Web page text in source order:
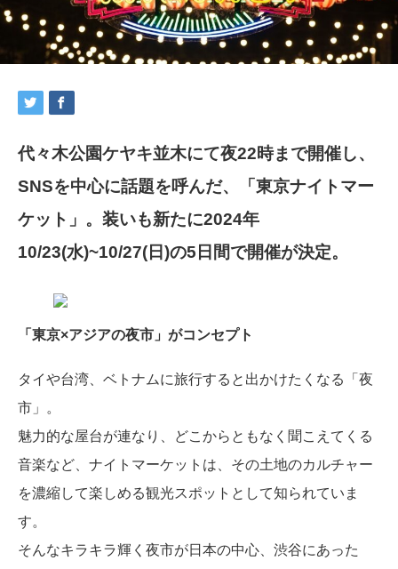
代々木公園ケヤキ並木にて夜22時まで開催し、
SNSを中心に話題を呼んだ、「東京ナイトマー
ケット」。装いも新たに2024年
10/23(水)~10/27(日)の5日間で開催が決定。
「東京×アジアの夜市」がコンセプト
タイや台湾、ベトナムに旅行すると出かけたくなる「夜
市」。
魅力的な屋台が連なり、どこからともなく聞こえてくる
音楽など、ナイトマーケットは、その土地のカルチャー
を濃縮して楽しめる観光スポットとして知られていま
す。
そんなキラキラ輝く夜市が日本の中心、渋谷にあった